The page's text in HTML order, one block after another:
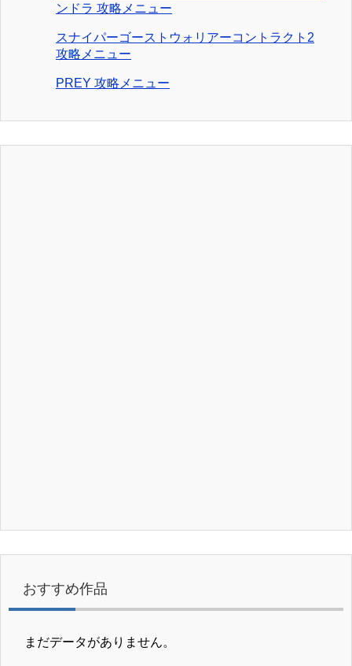
ンドラ 攻略メニュー
スナイパーゴーストウォリアーコントラクト2
攻略メニュー
PREY 攻略メニュー
おすすめ作品
まだデータがありません。